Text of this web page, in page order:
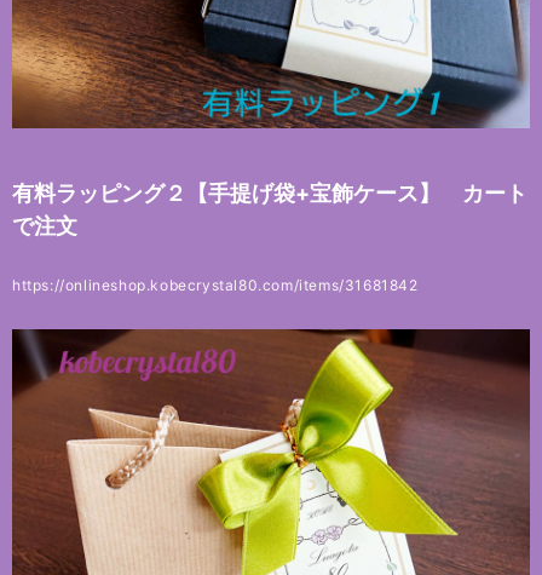
有料ラッピング２【手提げ袋+宝飾ケース】 カート
で注文
https://onlineshop.kobecrystal80.com/items/31681842